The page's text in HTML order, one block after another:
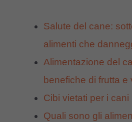
Salute del cane:
alimenti che
Alimentazione del
benefiche di frutta e
Cibi vietati per i cani
Quali sono gli